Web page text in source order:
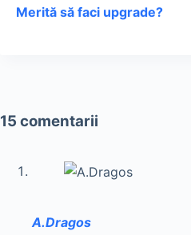
Merită să faci upgrade?
15 comentarii
A.Dragos